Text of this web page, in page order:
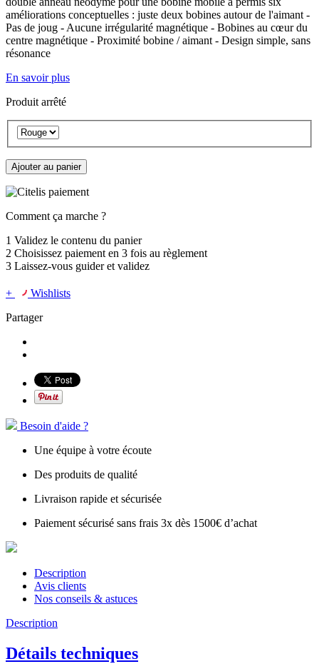
améliorations conceptuelles : juste deux bobines autour de l'aimant -
Pas de joug - Aucune irrégularité magnétique - Bobines au cœur du
centre magnétique - Proximité bobine / aimant - Design simple, sans
résonance
En savoir plus
Produit arrêté
Ajouter au panier
Comment ça marche ?
1 Validez le contenu du panier
2 Choisissez paiement en 3 fois au règlement
3 Laissez-vous guider et validez
+
Wishlists
Partager
Besoin d'aide ?
Une équipe à votre écoute
Des produits de qualité
Livraison rapide et sécurisée
Paiement sécurisé sans frais 3x dès 1500€ d’achat
Description
Avis clients
Nos conseils & astuces
Description
Détails techniques